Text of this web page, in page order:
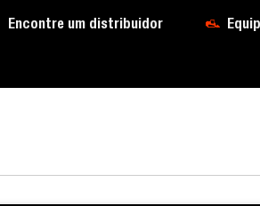
Encontre um distribuidor